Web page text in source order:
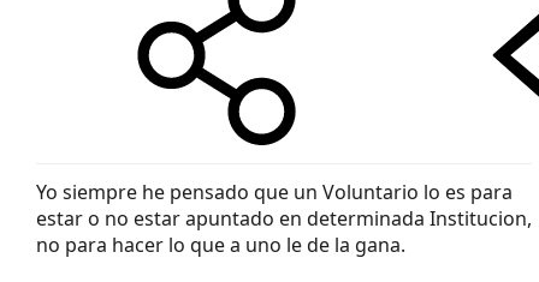
Yo siempre he pensado que un Voluntario lo es para
estar o no estar apuntado en determinada Institucion,
no para hacer lo que a uno le de la gana.